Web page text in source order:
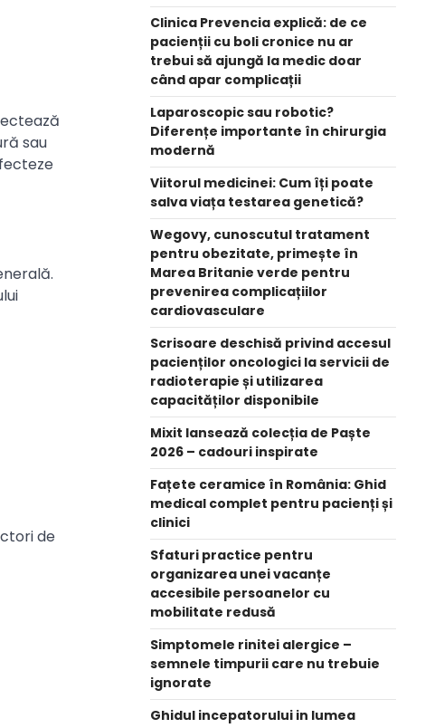
sau
de
Clinica Prevencia explică: de ce
pacienții cu boli cronice nu ar
trebui să ajungă la medic doar
când apar complicații
Laparoscopic sau robotic?
Diferențe importante în chirurgia
modernă
Viitorul medicinei: Cum îți poate
salva viața testarea genetică?
Wegovy, cunoscutul tratament
pentru obezitate, primește în
Marea Britanie verde pentru
prevenirea complicațiilor
cardiovasculare
Scrisoare deschisă privind accesul
pacienților oncologici la servicii de
radioterapie și utilizarea
capacităților disponibile
Mixit lansează colecția de Paște
2026 – cadouri inspirate
Fațete ceramice în România: Ghid
medical complet pentru pacienți și
clinici
Sfaturi practice pentru
organizarea unei vacanțe
accesibile persoanelor cu
mobilitate redusă
Simptomele rinitei alergice –
semnele timpurii care nu trebuie
ignorate
Ghidul incepatorului in lumea